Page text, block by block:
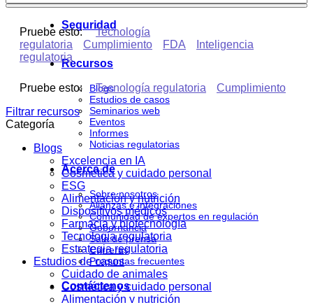
Seguridad
Recursos
Blogs
Estudios de casos
Seminarios web
Eventos
Informes
Noticias regulatorias
Acerca de
Sobre nosotros
Alianzas e integraciones
Comunidad de expertos en regulación
Gobernancia
Sala de prensa
Carreras
Preguntas frecuentes
Contáctenos
Pruebe esto:
Tecnología
regulatoria
Cumplimiento FDA
Inteligencia
regulatoria
Pruebe esto: Tecnología regulatoria
Cumplimiento
Filtrar recursos
Categoría
Blogs
Excelencia en IA
Cosmética y cuidado personal
ESG
Alimentación y nutrición
Dispositivos médicos
Farmacia y biotecnología
Tecnología regulatoria
Estrategia regulatoria
Estudios de casos
Cuidado de animales
Cosmética y cuidado personal
Alimentación y nutrición